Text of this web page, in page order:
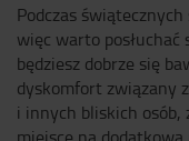
Podczas
więc warto posłuchać
będziesz dobrze się
dyskomfort związany
i innych bliskich
miejsce na